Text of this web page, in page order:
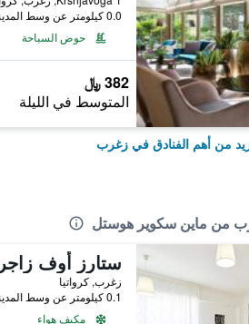
0.0 كيلومتر عن وسط المدينة
حوض السباحة
382 ﷼
المتوسط في الليلة
من أهم الفنادق في زغرب
من ماين سكوير هوستل
زغرب, كرواتيا
0.1 كيلومتر عن وسط المدينة
مكيف هواء